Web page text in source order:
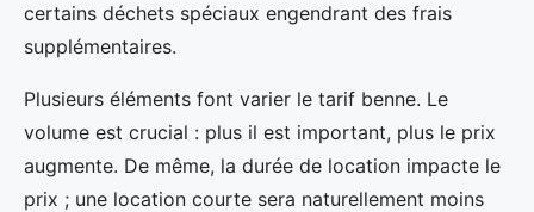
certains déchets spéciaux engendrant des frais
supplémentaires.
Plusieurs éléments font varier le tarif benne. Le
volume est crucial : plus il est important, plus le prix
augmente. De même, la durée de location impacte le
prix ; une location courte sera naturellement moins